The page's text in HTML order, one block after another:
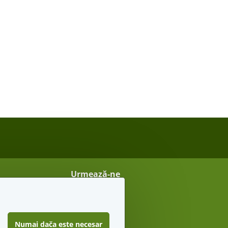
Urmează-ne
Vreau sfaturi secrete
Numai dača este necesar